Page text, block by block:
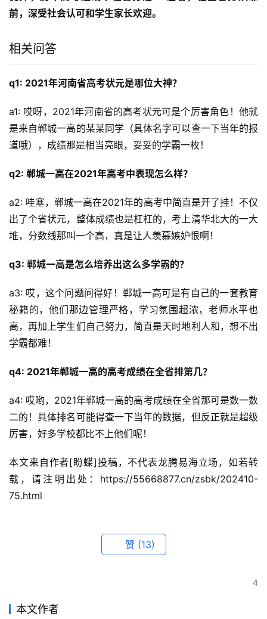
前，深受社会认可和学生家长欢迎。
相关问答
q1: 2021年河南省高考状元是哪位大神？
a1: 哎呀，2021年河南省的高考状元可是个厉害角色！他就
是来自郸城一高的某某同学（具体名字可以查一下当年的报
道哦），成绩那是相当亮眼，妥妥的学霸一枚！
q2: 郸城一高在2021年高考中表现怎么样？
a2: 哇塞，郸城一高在2021年的高考中简直是开了挂！不仅
出了个省状元，整体成绩也是杠杠的，考上清华北大的一大
堆，分数线那叫一个高，真是让人羡慕嫉妒恨啊！
q3: 郸城一高是怎么培养出这么多学霸的？
a3: 哎，这个问题问得好！郸城一高可是有自己的一套教育
秘籍的，他们那边管理严格，学习氛围超浓，老师水平也
高，再加上学生们自己努力，简直是天时地利人和，想不出
学霸都难！
q4: 2021年郸城一高的高考成绩在全省排第几？
a4: 哎哟，2021年郸城一高的高考成绩在全省那可是数一数
二的！具体排名可能得查一下当年的数据，但反正就是超级
厉害，好多学校都比不上他们呢！
本文来自作者[盼蝶]投稿，不代表龙腾易海立场，如若转
载，请注明出处：https://55668877.cn/zsbk/202410-
75.html
赞 (13)
4
本文作者